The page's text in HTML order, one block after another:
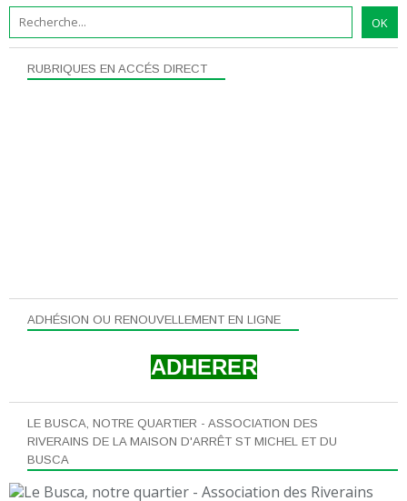
LE BUSCA, NOTRE QUARTIER - ASSOCIATION DES
RIVERAINS DE LA MAISON D'ARRÊT ST MICHEL ET DU
BUSCA
ADHÉSION OU RENOUVELLEMENT EN LIGNE
ADHERER
RUBRIQUES EN ACCÉS DIRECT